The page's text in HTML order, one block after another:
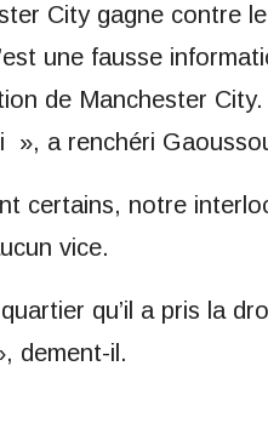
City gagne contre
une fausse
de Manchester
», a renchéri
certains, notre
vice.
qu’il a pris la
dement-il.